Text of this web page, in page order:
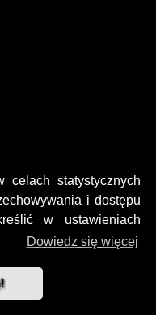
celach statystycznych
i dostępu
w ustawieniach
Dowiedz się więcej